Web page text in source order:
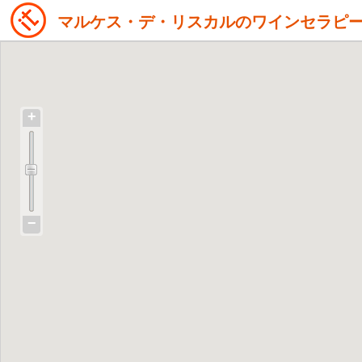
マルケス・デ・リスカルのワインセラピ
+
−